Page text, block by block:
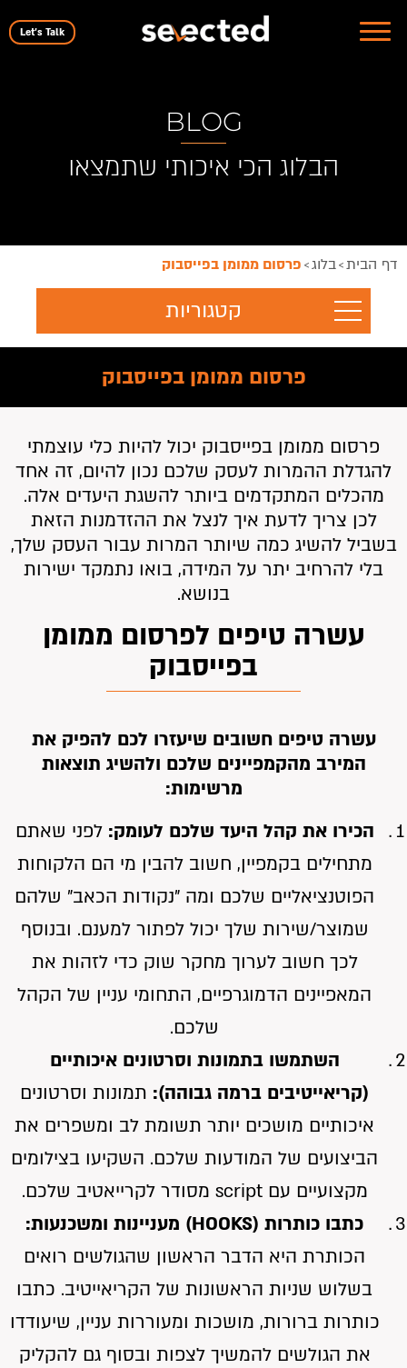
Let's Talk
BLOG
הבלוג הכי איכותי שתמצאו
דף הבית>בלוג> פרסום ממומן בפייסבוק
קטגוריות
פרסום ממומן בפייסבוק
פרסום ממומן בפייסבוק יכול להיות כלי עוצמתי
להגדלת ההמרות לעסק שלכם נכון להיום, זה אחד
מהכלים המתקדמים ביותר להשגת היעדים אלה.
לכן צריך לדעת איך לנצל את ההזדמנות הזאת
בשביל להשיג כמה שיותר המרות עבור העסק שלך,
בלי להרחיב יתר על המידה, בואו נתמקד ישירות
בנושא.
עשרה טיפים לפרסום ממומן
בפייסבוק
עשרה טיפים חשובים שיעזרו לכם להפיק את
המירב מהקמפיינים שלכם ולהשיג תוצאות
מרשימות:
הכירו את קהל היעד שלכם לעומק: לפני שאתם
מתחילים בקמפיין, חשוב להבין מי הם הלקוחות
הפוטנציאליים שלכם ומה "נקודות הכאב" שלהם
שמוצר/שירות שלך יכול לפתור למענם. ובנוסף
לכך חשוב לערוך מחקר שוק כדי לזהות את
המאפיינים הדמוגרפיים, התחומי עניין של הקהל
שלכם.
השתמשו בתמונות וסרטונים איכותיים
(קריאייטיבים ברמה גבוהה): תמונות וסרטונים
איכותיים מושכים יותר תשומת לב ומשפרים את
הביצועים של המודעות שלכם. השקיעו בצילומים
מקצועיים עם script מסודר לקרייאטיב שלכם.
כתבו כותרות (HOOKS) מעניינות ומשכנעות:
הכותרת היא הדבר הראשון שהגולשים רואים
בשלוש שניות הראשונות של הקריאייטיב. כתבו
כותרות ברורות, מושכות ומעוררות עניין, שיעודדו
את הגולשים להמשיך לצפות ובסוף גם להקליק